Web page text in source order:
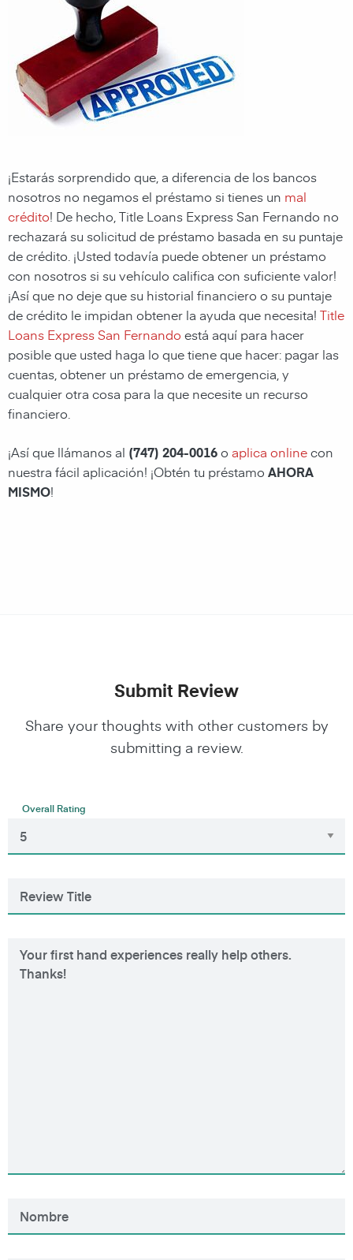
¡Estarás sorprendido que, a diferencia de los bancos
nosotros no negamos el préstamo si tienes un mal
crédito! De hecho, Title Loans Express San Fernando no
rechazará su solicitud de préstamo basada en su puntaje
de crédito. ¡Usted todavía puede obtener un préstamo
con nosotros si su vehículo califica con suficiente valor!
¡Así que no deje que su historial financiero o su puntaje
de crédito le impidan obtener la ayuda que necesita! Title
Loans Express San Fernando está aquí para hacer
posible que usted haga lo que tiene que hacer: pagar las
cuentas, obtener un préstamo de emergencia, y
cualquier otra cosa para la que necesite un recurso
financiero.
¡Así que llámanos al (747) 204-0016o aplica onlinecon
nuestra fácil aplicación! ¡Obtén tu préstamo AHORA
MISMO!
Submit Review
Share your thoughts with other customers by
submitting a review.
Overall Rating